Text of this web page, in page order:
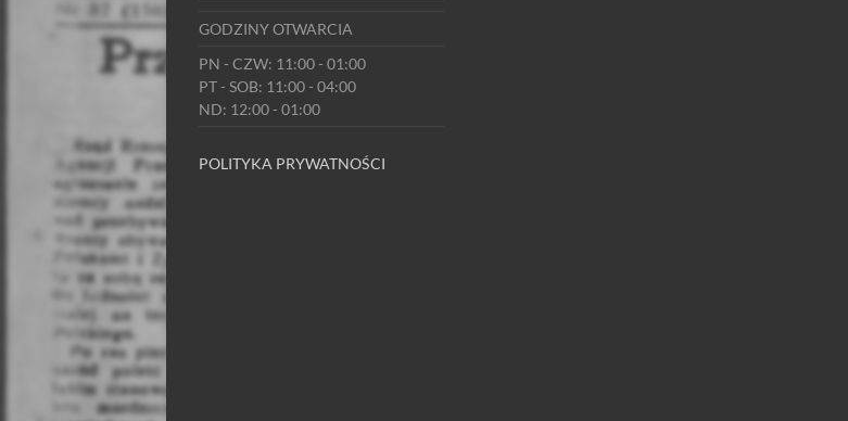
GODZINY OTWARCIA
PN - CZW: 11:00 - 01:00
PT - SOB: 11:00 - 04:00
ND: 12:00 - 01:00
POLITYKA PRYWATNOŚCI